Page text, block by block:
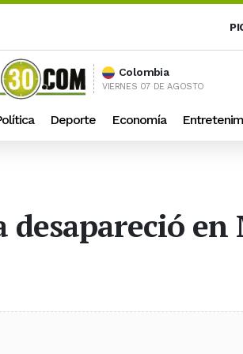
Colombia
VIERNES 07 DE AGOSTO
Deporte Economía
desapareció